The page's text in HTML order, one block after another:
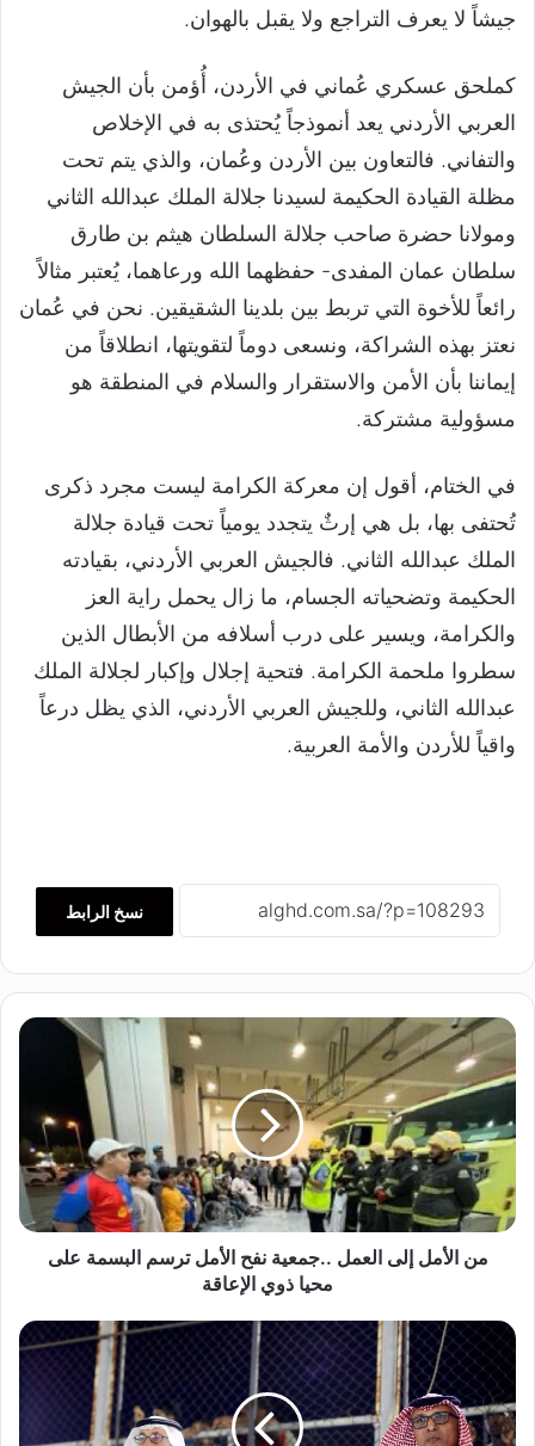
جيشاً لا يعرف التراجع ولا يقبل بالهوان.
كملحق عسكري عُماني في الأردن، أُؤمن بأن الجيش
العربي الأردني يعد أنموذجاً يُحتذى به في الإخلاص
والتفاني. فالتعاون بين الأردن وعُمان، والذي يتم تحت
مظلة القيادة الحكيمة لسيدنا جلالة الملك عبدالله الثاني
ومولانا حضرة صاحب جلالة السلطان هيثم بن طارق
سلطان عمان المفدى- حفظهما الله ورعاهما، يُعتبر مثالاً
رائعاً للأخوة التي تربط بين بلدينا الشقيقين. نحن في عُمان
نعتز بهذه الشراكة، ونسعى دوماً لتقويتها، انطلاقاً من
إيماننا بأن الأمن والاستقرار والسلام في المنطقة هو
مسؤولية مشتركة.
في الختام، أقول إن معركة الكرامة ليست مجرد ذكرى
تُحتفى بها، بل هي إرثٌ يتجدد يومياً تحت قيادة جلالة
الملك عبدالله الثاني. فالجيش العربي الأردني، بقيادته
الحكيمة وتضحياته الجسام، ما زال يحمل راية العز
والكرامة، ويسير على درب أسلافه من الأبطال الذين
سطروا ملحمة الكرامة. فتحية إجلال وإكبار لجلالة الملك
عبدالله الثاني، وللجيش العربي الأردني، الذي يظل درعاً
واقياً للأردن والأمة العربية.
نسخ الرابط
م
ن
ا
أ
ل
إ
ل
ع
م
ل
.
.
من الأمل إلى العمل ..جمعية نفح الأمل ترسم البسمة على
محيا ذوي الإعاقة
ف
ر
ع
ا
ل